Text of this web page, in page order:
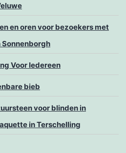
en oren voor bezoekers met
Voor Iedereen
bieb
voor blinden in
in Terschelling